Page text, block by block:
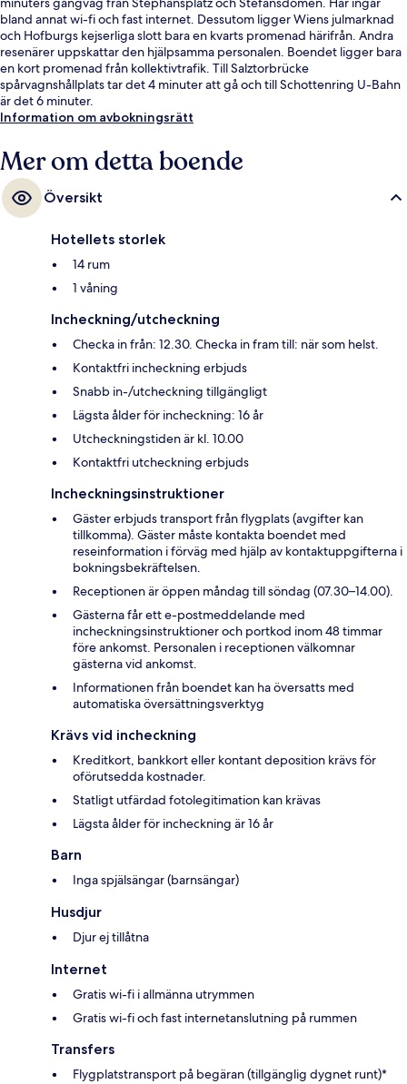
bland annat wi-fi och fast internet. Dessutom ligger Wiens julmarknad
och Hofburgs kejserliga slott bara en kvarts promenad härifrån. Andra
resenärer uppskattar den hjälpsamma personalen. Boendet ligger bara
en kort promenad från kollektivtrafik. Till Salztorbrücke
spårvagnshållplats tar det 4 minuter att gå och till Schottenring U-Bahn
är det 6 minuter.
Information om avbokningsrätt
Mer om detta boende
Översikt
Hotellets storlek
14 rum
1 våning
Incheckning/utcheckning
Checka in från: 12.30. Checka in fram till: när som helst.
Kontaktfri incheckning erbjuds
Snabb in-/utcheckning tillgängligt
Lägsta ålder för incheckning: 16 år
Utcheckningstiden är kl. 10.00
Kontaktfri utcheckning erbjuds
Incheckningsinstruktioner
Gäster erbjuds transport från flygplats (avgifter kan
tillkomma). Gäster måste kontakta boendet med
reseinformation i förväg med hjälp av kontaktuppgifterna i
bokningsbekräftelsen.
Receptionen är öppen måndag till söndag (07.30–14.00).
Gästerna får ett e-postmeddelande med
incheckningsinstruktioner och portkod inom 48 timmar
före ankomst. Personalen i receptionen välkomnar
gästerna vid ankomst.
Informationen från boendet kan ha översatts med
automatiska översättningsverktyg
Krävs vid incheckning
Kreditkort, bankkort eller kontant deposition krävs för
oförutsedda kostnader.
Statligt utfärdad fotolegitimation kan krävas
Lägsta ålder för incheckning är 16 år
Barn
Inga spjälsängar (barnsängar)
Husdjur
Djur ej tillåtna
Internet
Gratis wi-fi i allmänna utrymmen
Gratis wi-fi och fast internetanslutning på rummen
Transfers
Flygplatstransport på begäran (tillgänglig dygnet runt)*